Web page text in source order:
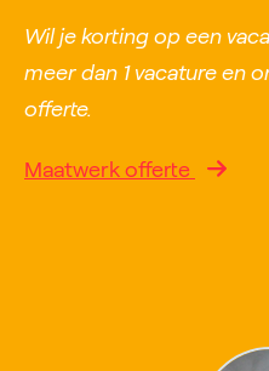
Wil je korting op een
meer dan 1 vacature en
offerte.
Maatwerk offerte